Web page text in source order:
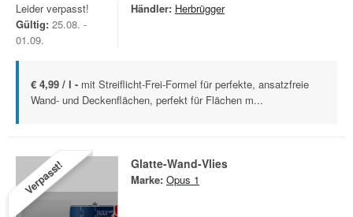
Leider verpasst!
Gültig: 25.08. -
01.09.
Händler: Herbrügger
€ 4,99 / l - mit Streiflicht-Frei-Formel für perfekte, ansatzfreie
Wand- und Deckenflächen, perfekt für Flächen m...
Verpasst! Glatte­-Wand­-Vlies
Marke: Opus 1